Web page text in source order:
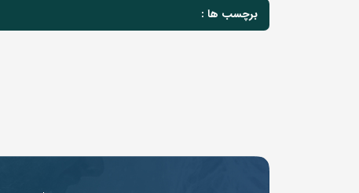
برچسب ها :